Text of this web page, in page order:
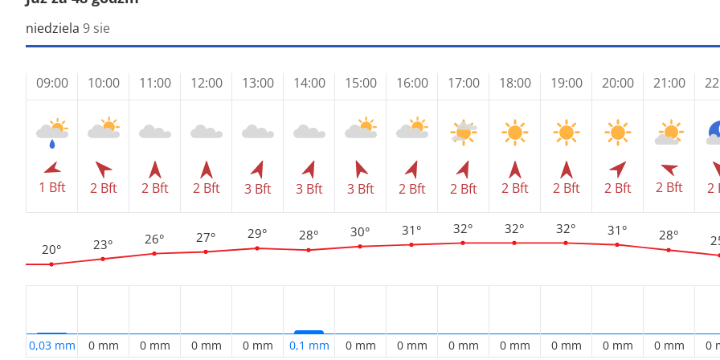
niedziela 9 sie
09:00
1 Bft
20°
0,03 mm
10:00
2 Bft
23°
0 mm
11:00
2 Bft
26°
0 mm
12:00
2 Bft
27°
0 mm
13:00
3 Bft
29°
0 mm
14:00
3 Bft
28°
0,1 mm
15:00
3 Bft
30°
0 mm
16:00
2 Bft
31°
0 mm
17:00
2 Bft
32°
0 mm
18:00
2 Bft
32°
0 mm
19:00
2 Bft
32°
0 mm
20:00
2 Bft
31°
0 mm
21:00
2 Bft
28°
0 mm
2
0